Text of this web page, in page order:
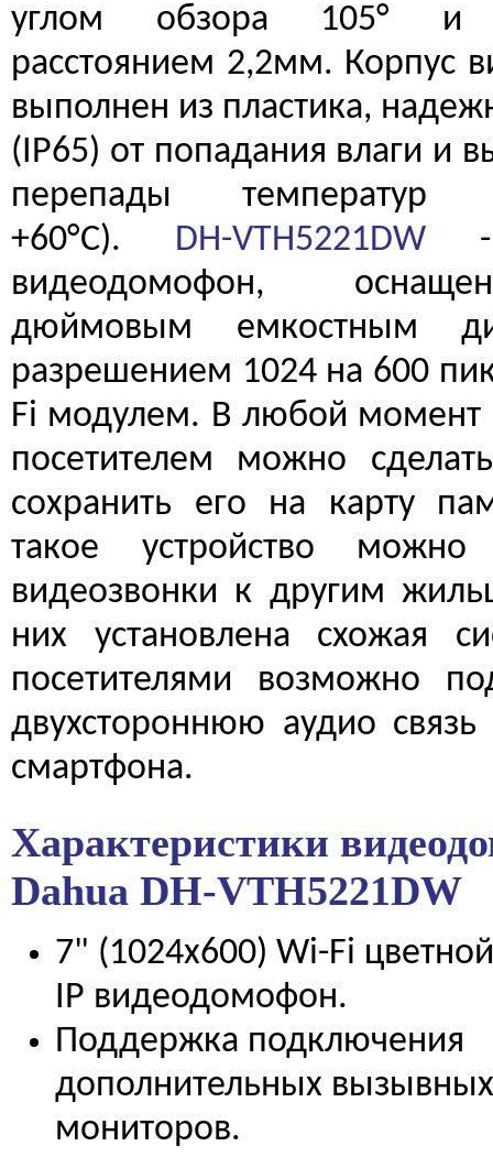
углом обзора 105° и
расстоянием 2,2мм. Корпус
выполнен из пластика,
(IP65) от попадания влаги и
перепады
+60°C). DH-VTH5221DW -
видеодомофон,
дюймовым емкостным
разрешением 1024 на 600
Fi модулем. В любой момент
посетителем можно
сохранить его на карту
такое устройство можно
видеозвонки к другим
них установлена схожая
посетителями возможно
двухстороннюю аудио связь
смартфона.
Характеристики
Dahua DH-VTH5221DW
7" (1024х600) Wi-Fi
IP видеодомофон.
Поддержка подключения
дополнительных
мониторов.